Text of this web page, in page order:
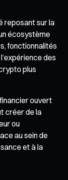
reposant sur la
écosystème
fonctionnalités
des
plus
ouvert
créer de la
ou
au sein de
et à la